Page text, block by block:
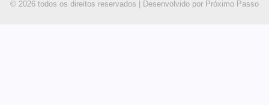
© 2026 todos os direitos reservados | Desenvolvido por Próximo Passo